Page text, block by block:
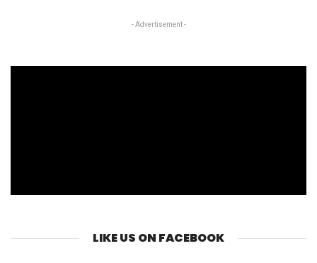
- Advertisement -
LIKE US ON FACEBOOK